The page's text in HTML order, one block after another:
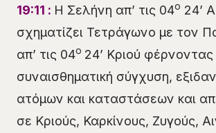
19:11 : Η Σελήνη απ’ τις 04ο 24’
σχηματίζει Τετράγωνο με τον
απ’ τις 04ο 24’ Κριού φέρνοντας
συναισθηματική σύγχυση,
ατόμων και καταστάσεων και
σε Κριούς, Καρκίνους, Ζυγούς,